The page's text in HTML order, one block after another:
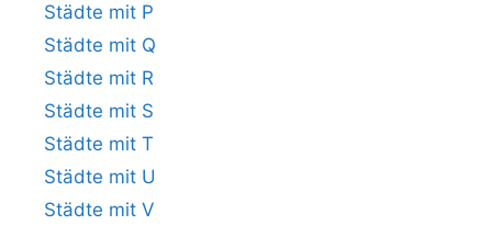
Städte mit P
Städte mit Q
Städte mit R
Städte mit S
Städte mit T
Städte mit U
Städte mit V